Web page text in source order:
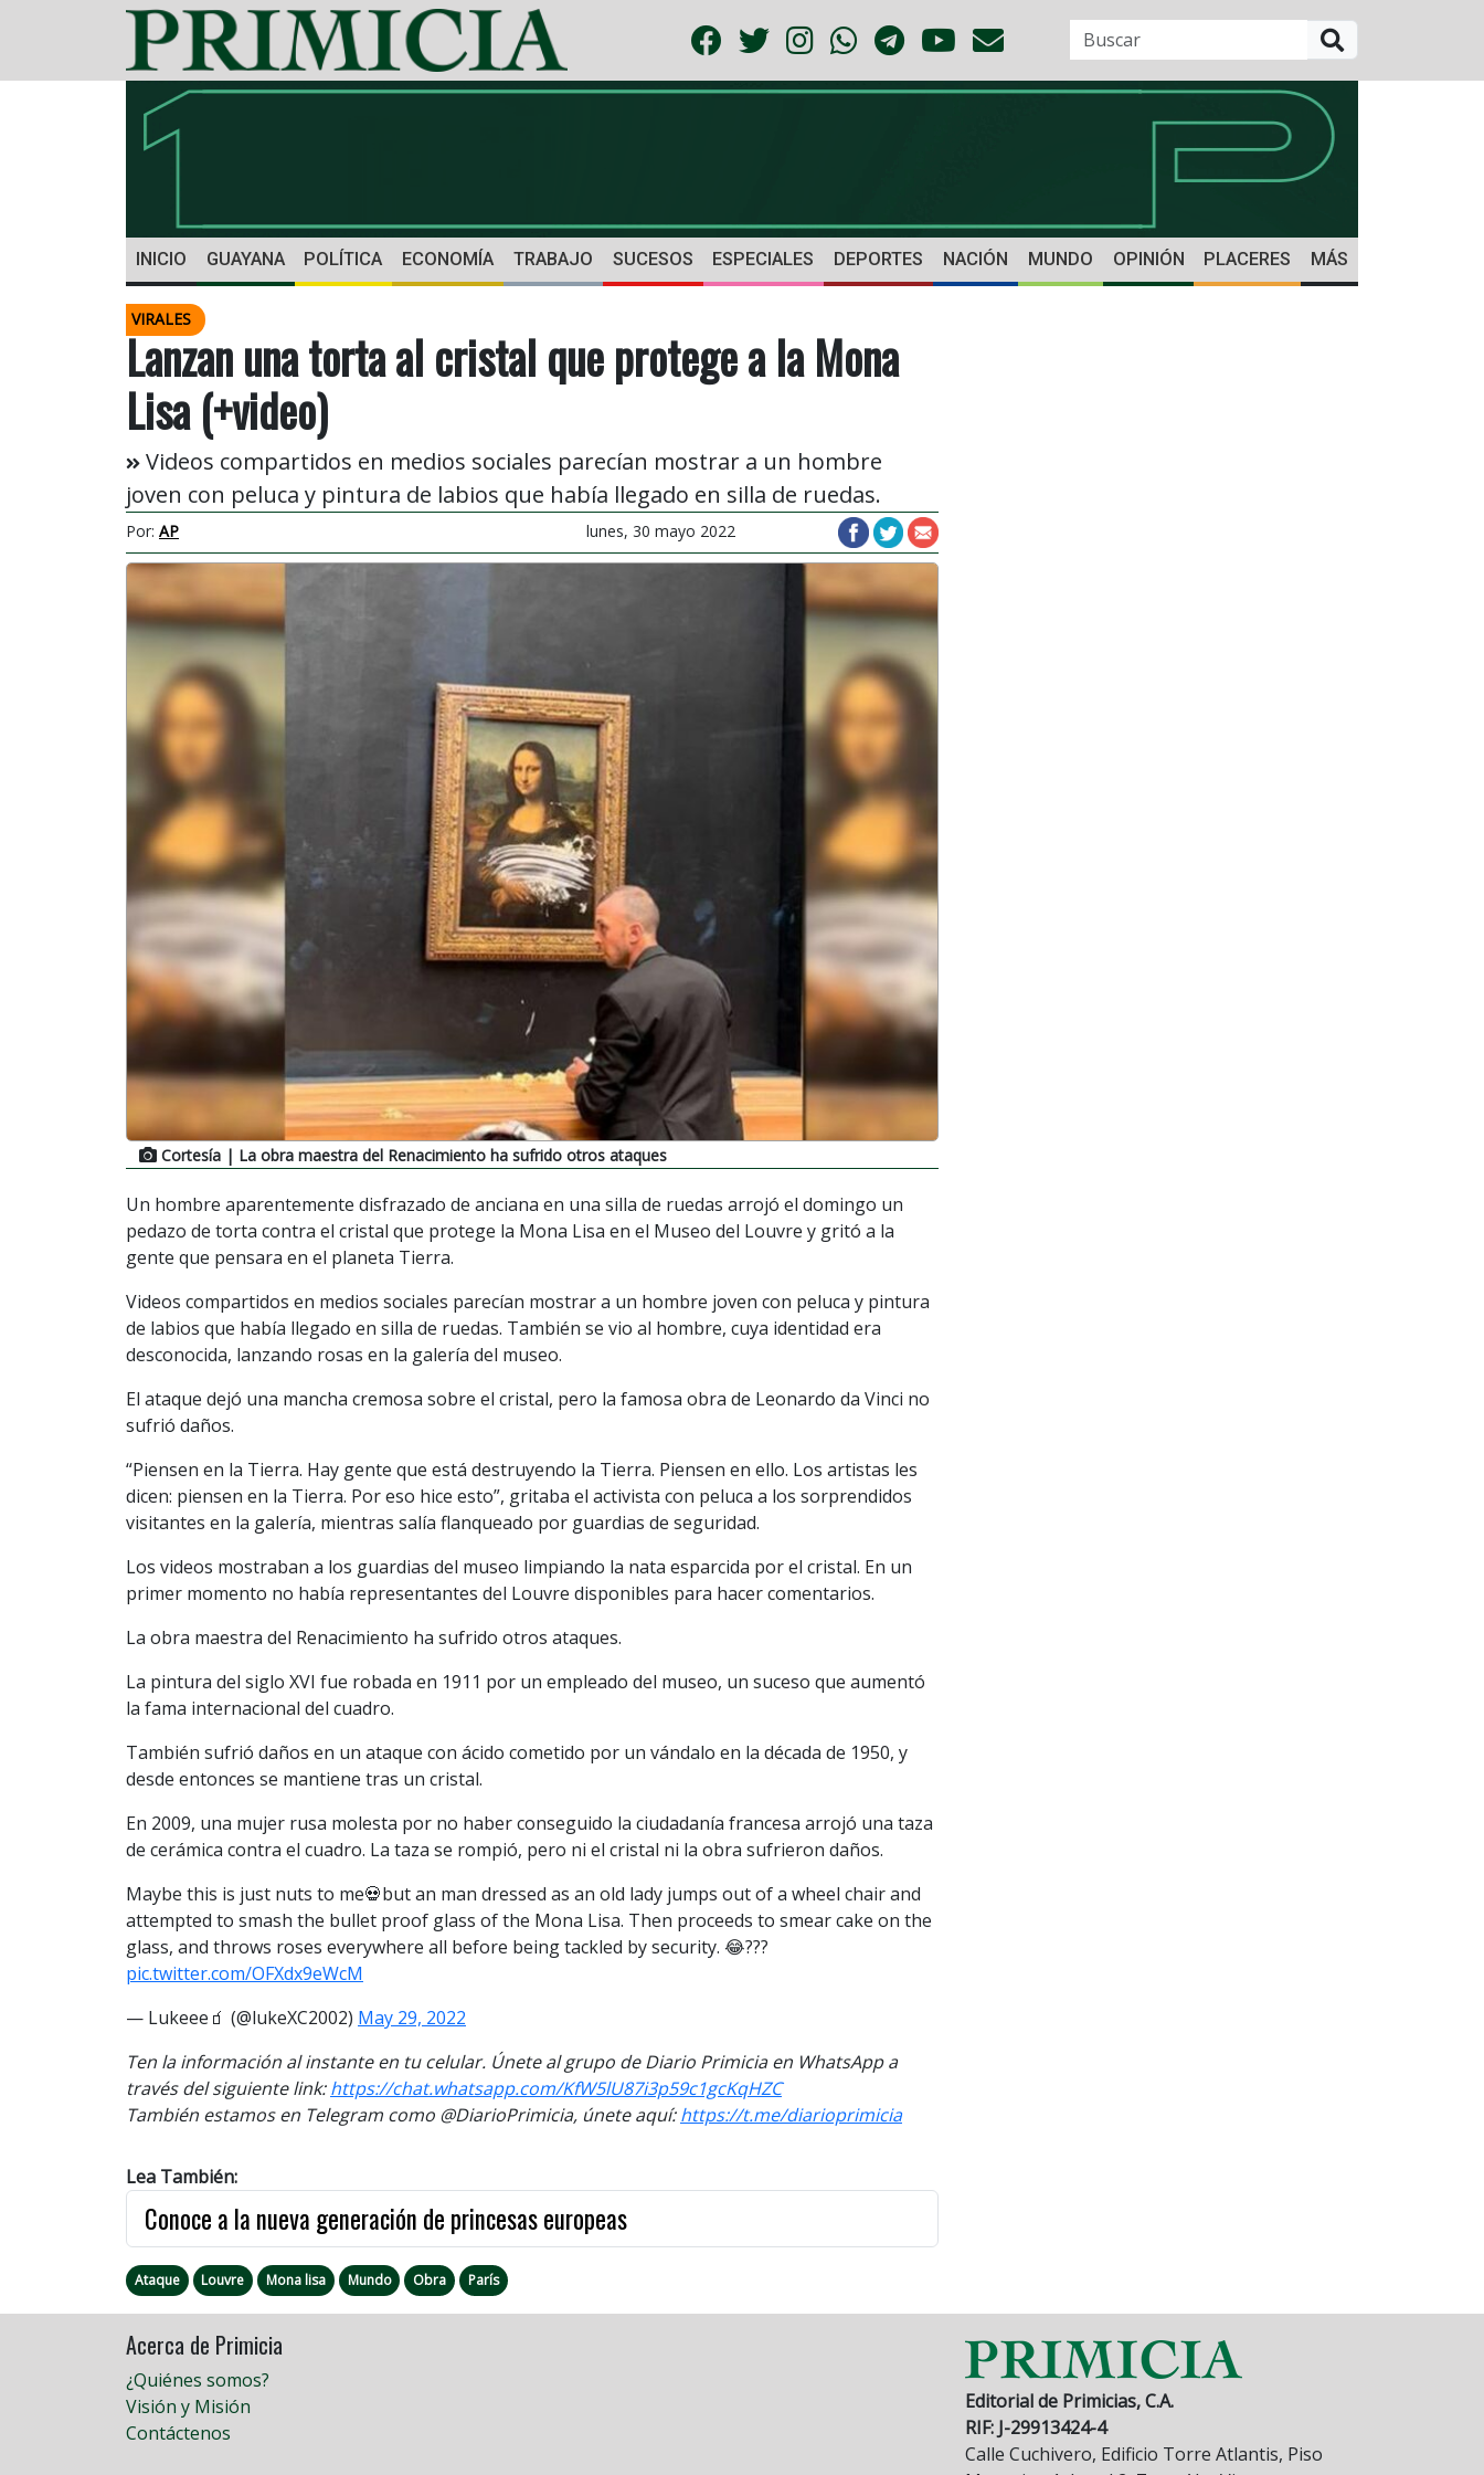
INICIO GUAYANA POLÍTICA ECONOMÍA TRABAJO SUCESOS ESPECIALES DEPORTES NACIÓN MUNDO OPINIÓN PLACERES MÁS
VIRALES
Lanzan una torta al cristal que protege a la Mona
Lisa (+video)
Videos compartidos en medios sociales parecían mostrar a un hombre
joven con peluca y pintura de labios que había llegado en silla de ruedas.
Por: AP lunes, 30 mayo 2022
Cortesía | La obra maestra del Renacimiento ha sufrido otros ataques
Un hombre aparentemente disfrazado de anciana en una silla de ruedas arrojó el domingo un
pedazo de torta contra el cristal que protege la Mona Lisa en el Museo del Louvre y gritó a la
gente que pensara en el planeta Tierra.
Videos compartidos en medios sociales parecían mostrar a un hombre joven con peluca y pintura
de labios que había llegado en silla de ruedas. También se vio al hombre, cuya identidad era
desconocida, lanzando rosas en la galería del museo.
El ataque dejó una mancha cremosa sobre el cristal, pero la famosa obra de Leonardo da Vinci no
sufrió daños.
“Piensen en la Tierra. Hay gente que está destruyendo la Tierra. Piensen en ello. Los artistas les
dicen: piensen en la Tierra. Por eso hice esto”, gritaba el activista con peluca a los sorprendidos
visitantes en la galería, mientras salía flanqueado por guardias de seguridad.
Los videos mostraban a los guardias del museo limpiando la nata esparcida por el cristal. En un
primer momento no había representantes del Louvre disponibles para hacer comentarios.
La obra maestra del Renacimiento ha sufrido otros ataques.
La pintura del siglo XVI fue robada en 1911 por un empleado del museo, un suceso que aumentó
la fama internacional del cuadro.
También sufrió daños en un ataque con ácido cometido por un vándalo en la década de 1950, y
desde entonces se mantiene tras un cristal.
En 2009, una mujer rusa molesta por no haber conseguido la ciudadanía francesa arrojó una taza
de cerámica contra el cuadro. La taza se rompió, pero ni el cristal ni la obra sufrieron daños.
Maybe this is just nuts to me💀but an man dressed as an old lady jumps out of a wheel chair and
attempted to smash the bullet proof glass of the Mona Lisa. Then proceeds to smear cake on the
glass, and throws roses everywhere all before being tackled by security. 😂???
pic.twitter.com/OFXdx9eWcM
— Lukeee🧃 (@lukeXC2002) May 29, 2022
Ten la información al instante en tu celular. Únete al grupo de Diario Primicia en WhatsApp a
través del siguiente link:https://chat.whatsapp.com/KfW5lU87i3p59c1gcKqHZC
También estamos en Telegram como @DiarioPrimicia, únete aquí:https://t.me/diarioprimicia
Lea También:
Conoce a la nueva generación de princesas europeas
Ataque Louvre Mona lisa Mundo Obra París
Acerca de Primicia
¿Quiénes somos?
Visión y Misión
Contáctenos
Editorial de Primicias, C.A.
RIF: J-29913424-4
Calle Cuchivero, Edificio Torre Atlantis, Piso